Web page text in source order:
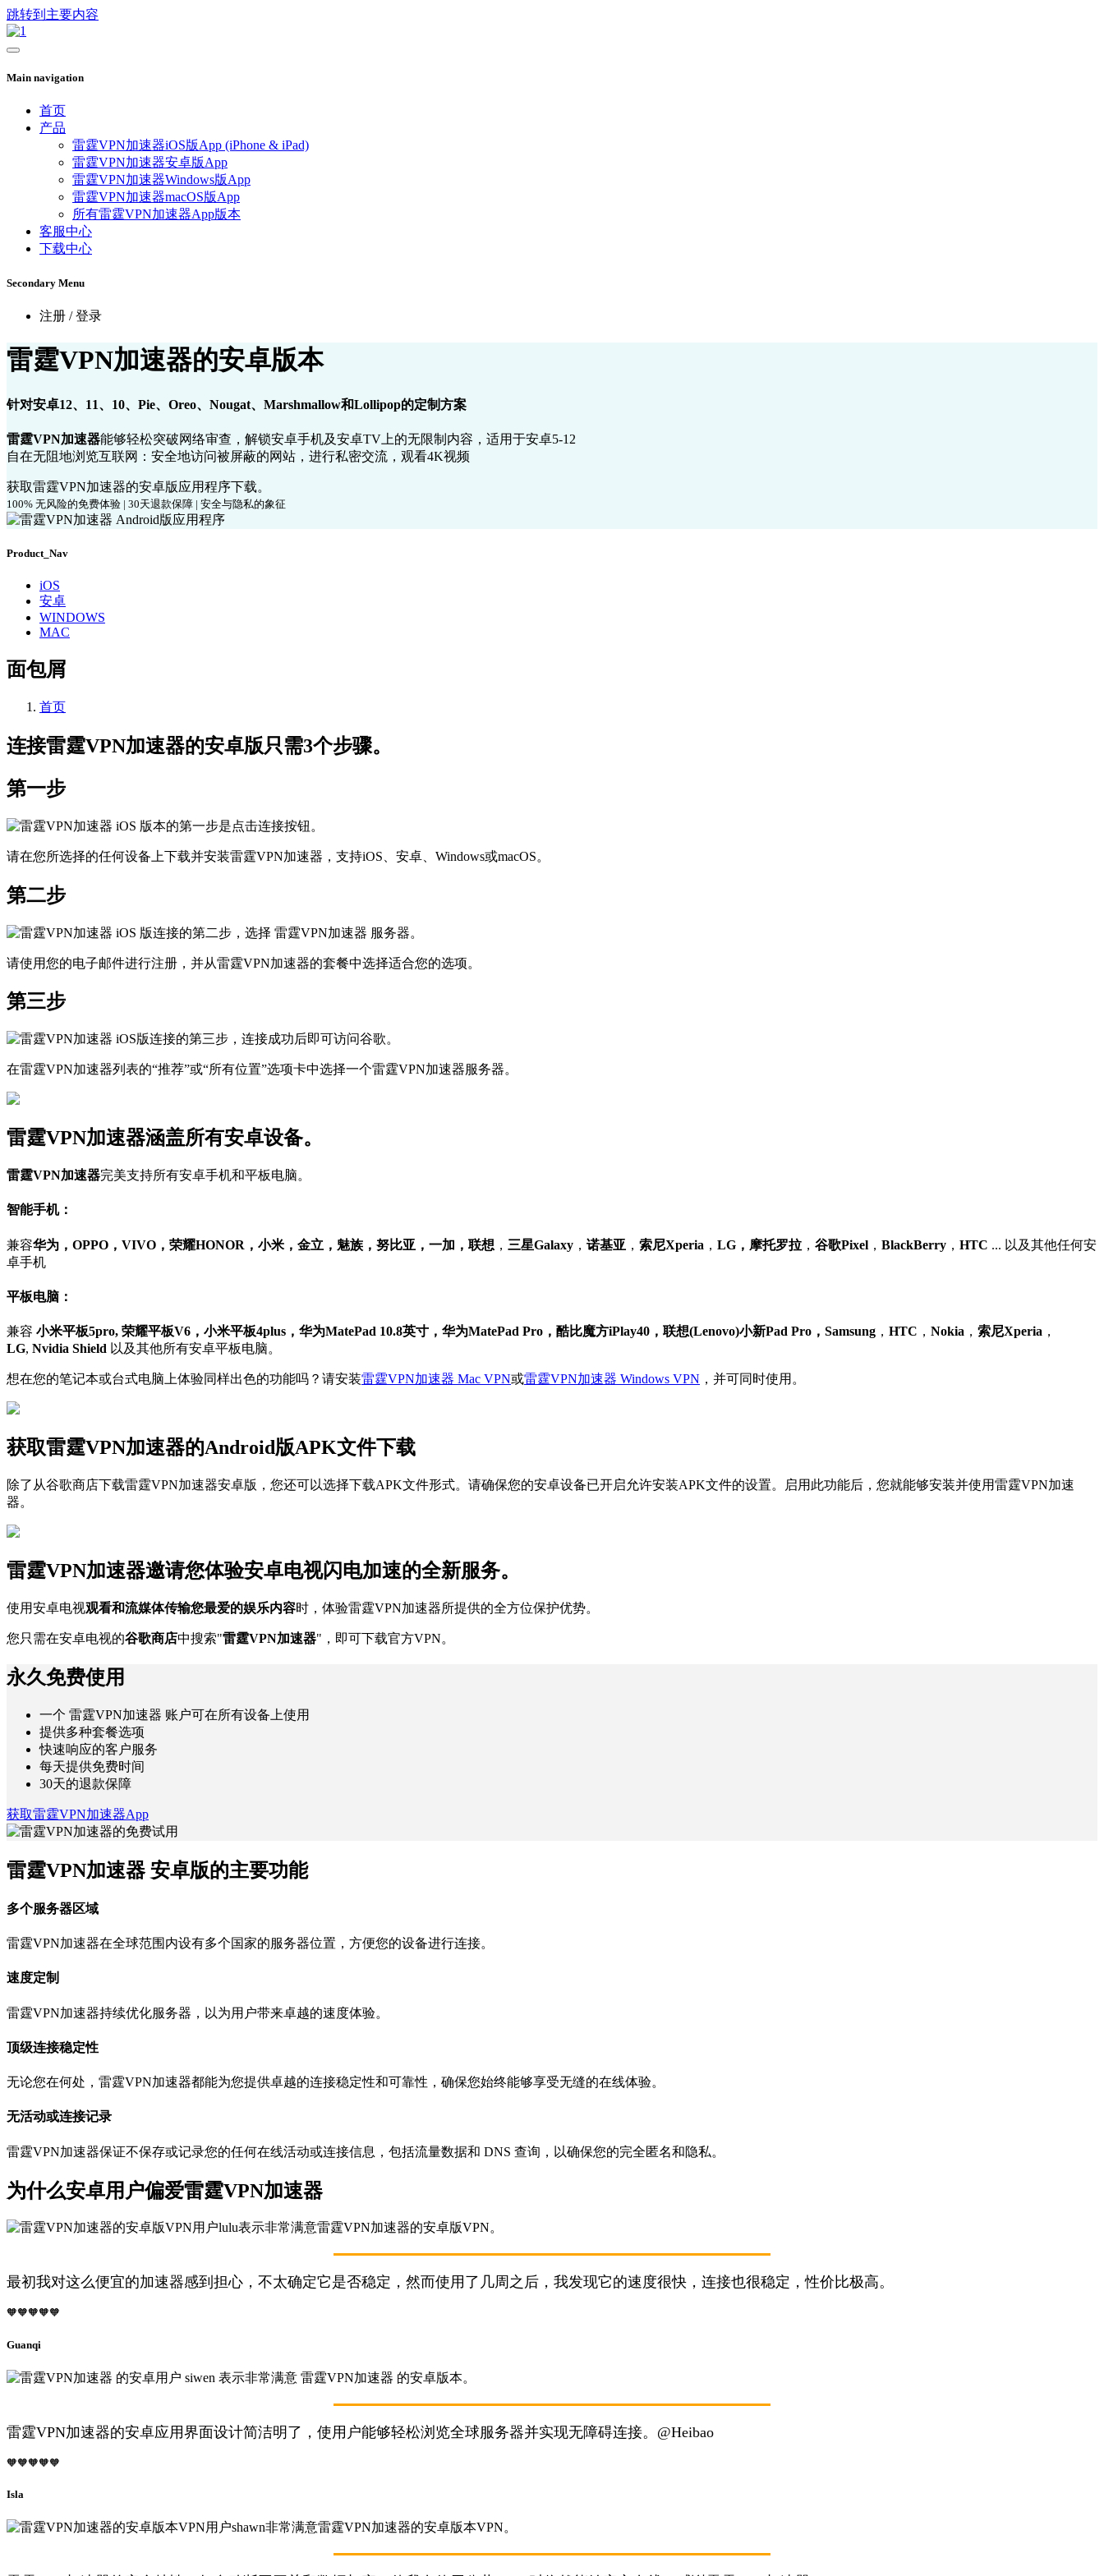
跳转到主要内容
Main navigation
首页
产品
雷霆VPN加速器iOS版App (iPhone & iPad)
雷霆VPN加速器安卓版App
雷霆VPN加速器Windows版App
雷霆VPN加速器macOS版App
所有雷霆VPN加速器App版本
客服中心
下载中心
Secondary Menu
注册 / 登录
雷霆VPN加速器的安卓版本
针对安卓12、11、10、Pie、Oreo、Nougat、Marshmallow和Lollipop的定制方案
雷霆VPN加速器能够轻松突破网络审查，解锁安卓手机及安卓TV上的无限制内容，适用于安卓5-12
自在无阻地浏览互联网：安全地访问被屏蔽的网站，进行私密交流，观看4K视频
获取雷霆VPN加速器的安卓版应用程序下载。
100% 无风险的免费体验 | 30天退款保障 | 安全与隐私的象征
Product_Nav
iOS
安卓
WINDOWS
MAC
面包屑
首页
连接雷霆VPN加速器的安卓版只需3个步骤。
第一步
请在您所选择的任何设备上下载并安装雷霆VPN加速器，支持iOS、安卓、Windows或macOS。
第二步
请使用您的电子邮件进行注册，并从雷霆VPN加速器的套餐中选择适合您的选项。
第三步
在雷霆VPN加速器列表的“推荐”或“所有位置”选项卡中选择一个雷霆VPN加速器服务器。
雷霆VPN加速器涵盖所有安卓设备。
雷霆VPN加速器完美支持所有安卓手机和平板电脑。
智能手机：
兼容华为，OPPO，VIVO，荣耀HONOR，小米，金立，魅族，努比亚，一加，联想 ， 三星Galaxy ， 诺基亚 ， 索尼Xperia ， LG，摩托罗拉 ， 谷歌Pixel ， BlackBerry ， HTC ... 以及其他任何安
卓手机
平板电脑：
兼容 小米平板5pro, 荣耀平板V6，小米平板4plus，华为MatePad 10.8英寸，华为MatePad Pro，酷比魔方iPlay40，联想(Lenovo)小新Pad Pro，Samsung ， HTC ， Nokia ， 索尼Xperia ，
LG, Nvidia Shield 以及其他所有安卓平板电脑。
想在您的笔记本或台式电脑上体验同样出色的功能吗？请安装雷霆VPN加速器 Mac VPN或雷霆VPN加速器 Windows VPN ，并可同时使用。
获取雷霆VPN加速器的Android版APK文件下载
除了从谷歌商店下载雷霆VPN加速器安卓版，您还可以选择下载APK文件形式。请确保您的安卓设备已开启允许安装APK文件的设置。启用此功能后，您就能够安装并使用雷霆VPN加速
器。
雷霆VPN加速器邀请您体验安卓电视闪电加速的全新服务。
使用安卓电视观看和流媒体传输您最爱的娱乐内容时，体验雷霆VPN加速器所提供的全方位保护优势。
您只需在安卓电视的谷歌商店中搜索"雷霆VPN加速器"，即可下载官方VPN。
永久免费使用
一个 雷霆VPN加速器 账户可在所有设备上使用
提供多种套餐选项
快速响应的客户服务
每天提供免费时间
30天的退款保障
获取雷霆VPN加速器App
雷霆VPN加速器 安卓版的主要功能
多个服务器区域
雷霆VPN加速器在全球范围内设有多个国家的服务器位置，方便您的设备进行连接。
速度定制
雷霆VPN加速器持续优化服务器，以为用户带来卓越的速度体验。
顶级连接稳定性
无论您在何处，雷霆VPN加速器都能为您提供卓越的连接稳定性和可靠性，确保您始终能够享受无缝的在线体验。
无活动或连接记录
雷霆VPN加速器保证不保存或记录您的任何在线活动或连接信息，包括流量数据和 DNS 查询，以确保您的完全匿名和隐私。
为什么安卓用户偏爱雷霆VPN加速器
最初我对这么便宜的加速器感到担心，不太确定它是否稳定，然而使用了几周之后，我发现它的速度很快，连接也很稳定，性价比极高。
🧡🧡🧡🧡🧡
Guanqi
雷霆VPN加速器的安卓应用界面设计简洁明了，使用户能够轻松浏览全球服务器并实现无障碍连接。@Heibao
🧡🧡🧡🧡🧡
Isla